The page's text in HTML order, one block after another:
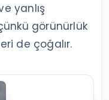
yanlış
görünürlük
de çoğalır.